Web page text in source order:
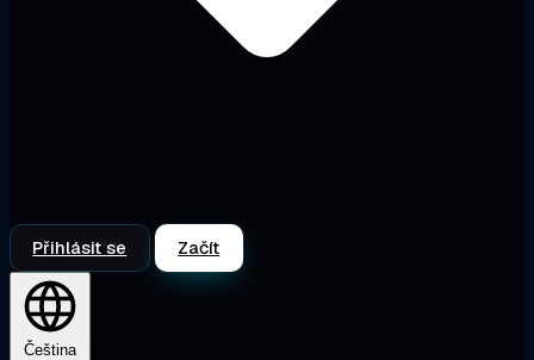
Přihlásit se Začít
Čeština